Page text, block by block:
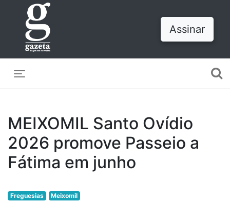
Assinar
MEIXOMIL Santo Ovídio
2026 promove Passeio a
Fátima em junho
Freguesias Meixomil